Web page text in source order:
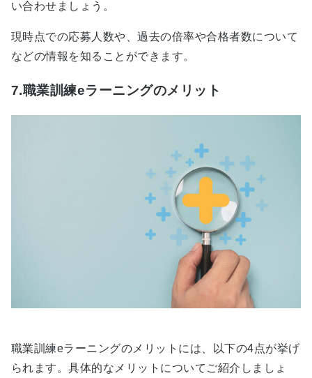
い合わせましょう。
現時点での応募人数や、過去の倍率や合格者数について
などの情報を知ることができます。
7.職業訓練eラーニングのメリット
職業訓練eラーニングのメリットには、以下の4点が挙げ
られます。具体的なメリットについてご紹介しましょ